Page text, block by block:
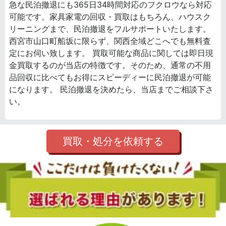
急な民泊撤退にも365日34時間対応のフクロウなら対応
可能です。家具家電の回収・買取はもちろん、ハウスク
リーニングまで、民泊撤退をフルサポートいたします。
西宮市山口町船坂に限らず、関西全域どこへでも無料査
定にお伺い致します。 買取可能な商品に関しては即日現
金買取するのが当店の特徴です。そのため、通常の不用
品回収に比べてもお得にスピーディーに民泊撤退が可能
になります。 民泊撤退を決めたら、当店までご相談下さ
い。
買取・処分を依頼する